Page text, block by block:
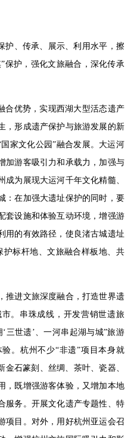
护、传承、展示、利用水平，擦
保护，强化文旅融合，深化传承
合优势，实现西湖大型活态遗产
，形成遗产保护与旅游发展的新
家文化公园”融合发展。大运河
加游客吸引力和承载力，加强与
为展现大运河千年文化精髓、
：在加强大遗址保护的同时，要
套设施和体验互动环境，增强游
用的有效路径，使良渚古城遗址
护标杆地、文旅融合样板地、共
推进文旅深度融合，打造世界遗
。串珠成线，开发营销世遗旅
三世遗’、一河串起湖与城”旅游
。杭州不少“非遗”项目本身就
金石篆刻、丝绸、茶叶、瓷器、
，既增强游客体验，又增加本地
服务。开展文化遗产专题性、特
项目。对外，用好杭州亚运会召